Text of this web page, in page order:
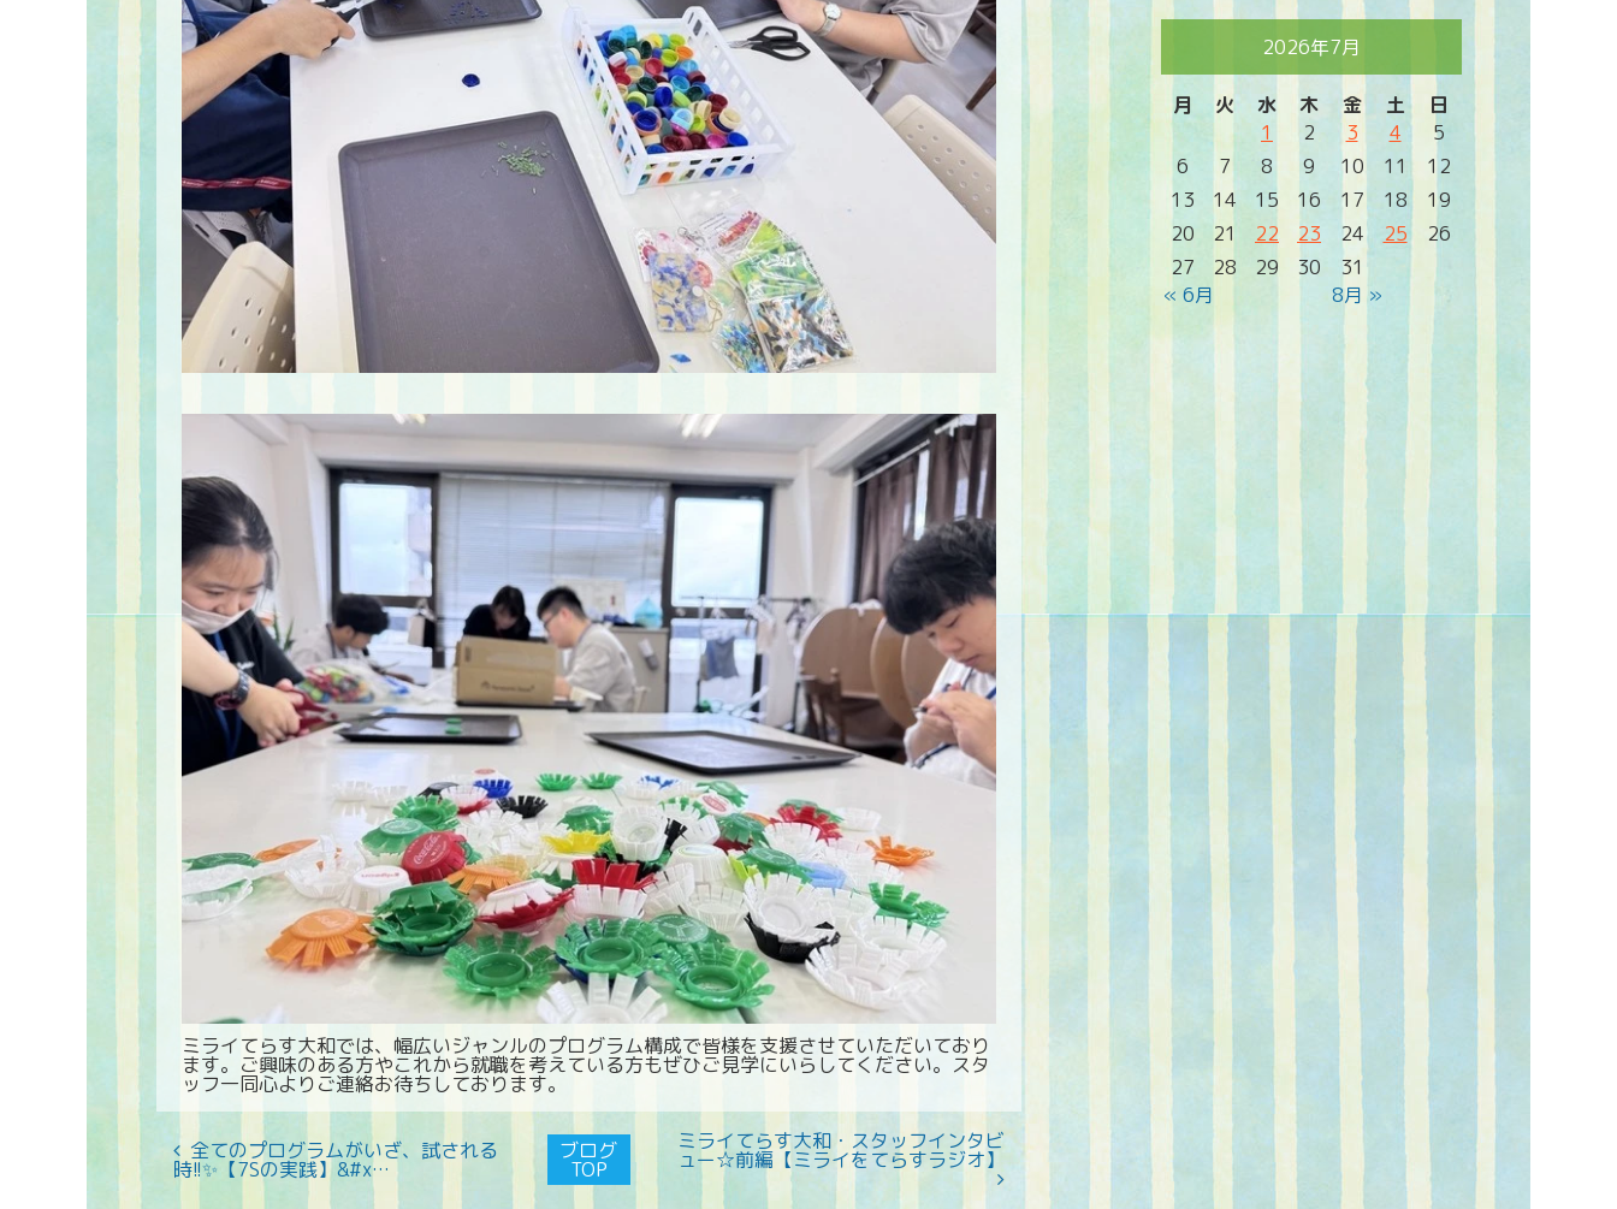
ミライてらす大和では、幅広いジャンルのプログラム構成で皆様を支援させていただいており
ます。ご興味のある方やこれから就職を考えている方もぜひご見学にいらしてください。スタ
ッフ一同心よりご連絡お待ちしております。
全てのプログラムがいざ、試される
時!!✨️【7Sの実践】&#x…
ブログ
TOP
ミライてらす大和・スタッフインタビ
ュー☆前編【ミライをてらすラジオ】
2026年7月
月 火 水 木 金 土 日
« 6月 8月 »
1 2 3 4
5
6
7 8 9 10 11
12
13
14 15 16 17 18
19
20
21 22 23 24 25
26
27
28 29 30 31